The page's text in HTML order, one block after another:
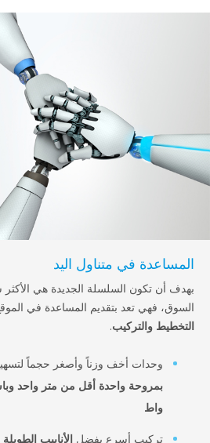
في متناول اليد
أن تكون السلسلة الجديدة هي الأكثر
فهي تعد بتقديم المساعدة في الموقع،
والتركيب.
وحدات أخف وزناً وأصغر حجماً لتسهيل
تركيب أسرع بفضل